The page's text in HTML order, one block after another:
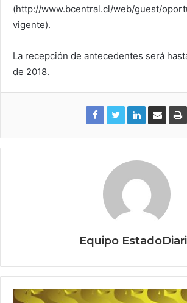
(http://www.bcentral.cl/web/guest/
vigente).
La recepción de antecedentes será
de 2018.
Equipo